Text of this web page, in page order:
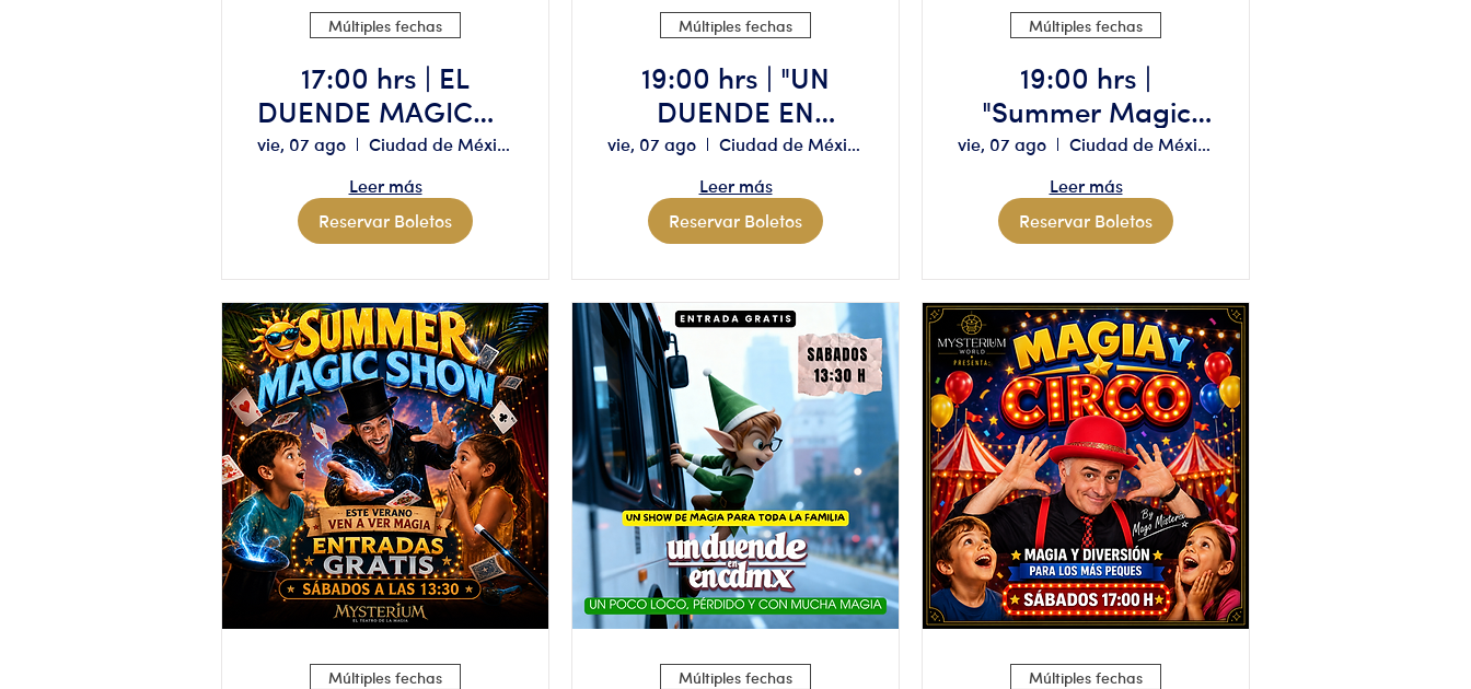
Múltiples fechas
17:00 hrs | EL
DUENDE MAGICO "
Aforo limitado,
reserva solo si
tienes
disponibilidad
vie, 07 ago
Ciudad de México
Leer más
Reservar Boletos
Múltiples fechas
19:00 hrs | "UN
DUENDE EN
CDMX" Aforo
limitado, reserva
solo si tienes
disponibilidad
vie, 07 ago
Ciudad de México
Leer más
Reservar Boletos
Múltiples fechas
19:00 hrs |
"Summer Magic
Show" Aforo
limitado, reserva
solo si tienes
disponibilidad
vie, 07 ago
Ciudad de México
Leer más
Reservar Boletos
Múltiples fechas Múltiples fechas Múltiples fechas